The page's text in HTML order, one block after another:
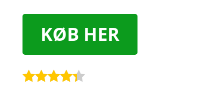
KØB HER